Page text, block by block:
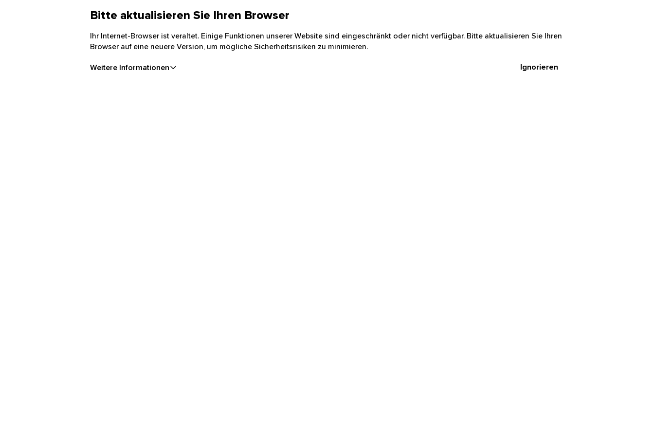
Bitte aktualisieren Sie Ihren Browser
Ihr Internet-Browser ist veraltet. Einige Funktionen unserer Website sind eingeschränkt oder nicht verfügbar. Bitte aktualisieren Sie Ihren
Browser auf eine neuere Version, um mögliche Sicherheitsrisiken zu minimieren.
Weitere Informationen Ignorieren